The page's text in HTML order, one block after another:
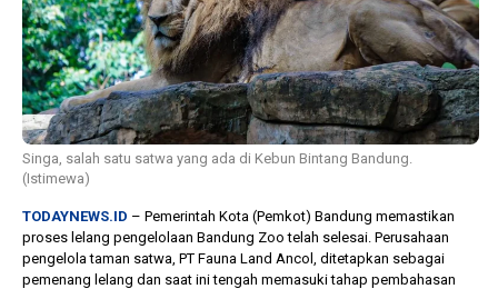
Singa, salah satu satwa yang ada di Kebun Bintang Bandung.
(Istimewa)
TODAYNEWS.ID – Pemerintah Kota (Pemkot) Bandung memastikan
proses lelang pengelolaan Bandung Zoo telah selesai. Perusahaan
pengelola taman satwa, PT Fauna Land Ancol, ditetapkan sebagai
pemenang lelang dan saat ini tengah memasuki tahap pembahasan